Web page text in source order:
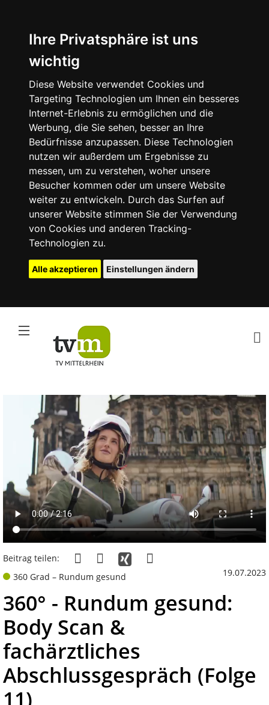
Ihre Privatsphäre ist uns
wichtig
Diese Website verwendet Cookies und
Targeting Technologien um Ihnen ein besseres
Internet-Erlebnis zu ermöglichen und die
Werbung, die Sie sehen, besser an Ihre
Bedürfnisse anzupassen. Diese Technologien
nutzen wir außerdem um Ergebnisse zu
messen, um zu verstehen, woher unsere
Besucher kommen oder um unsere Website
weiter zu entwickeln. Durch das Surfen auf
unserer Website stimmen Sie der Verwendung
von Cookies und anderen Tracking-
Technologien zu.
Alle akzeptieren Einstellungen ändern
Beitrag teilen:
360 Grad – Rundum gesund
19.07.2023
360° - Rundum gesund:
Body Scan &
fachärztliches
Abschlussgespräch (Folge
11)